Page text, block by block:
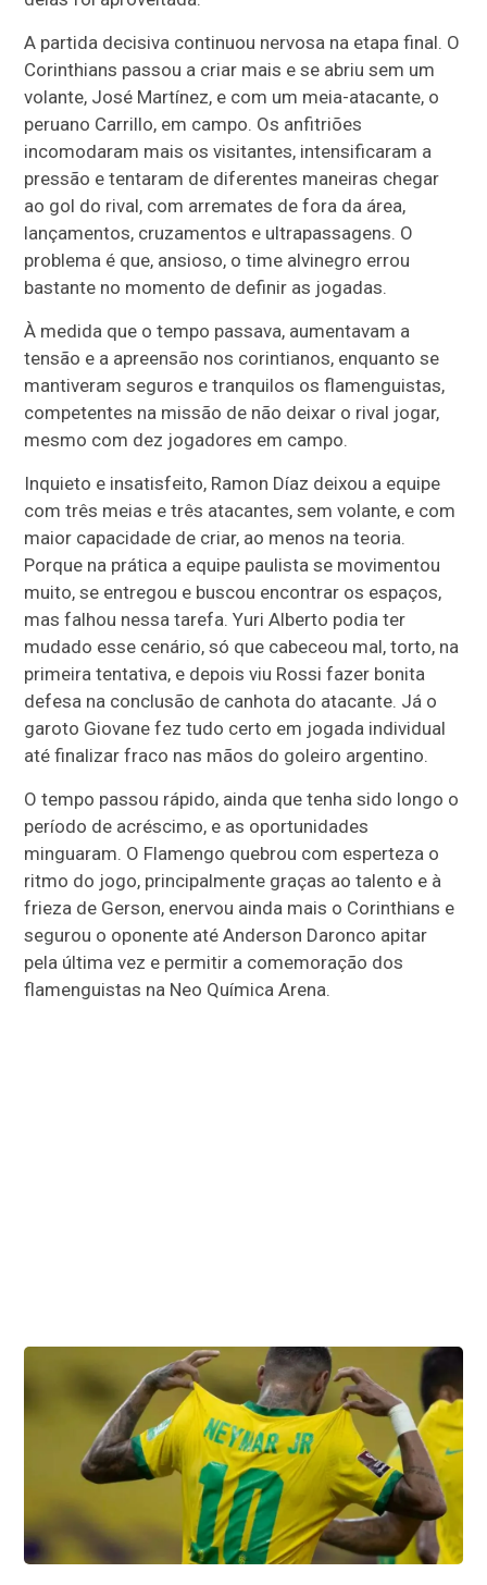
A partida decisiva continuou nervosa na etapa final. O
Corinthians passou a criar mais e se abriu sem um
volante, José Martínez, e com um meia-atacante, o
peruano Carrillo, em campo. Os anfitriões
incomodaram mais os visitantes, intensificaram a
pressão e tentaram de diferentes maneiras chegar
ao gol do rival, com arremates de fora da área,
lançamentos, cruzamentos e ultrapassagens. O
problema é que, ansioso, o time alvinegro errou
bastante no momento de definir as jogadas.
À medida que o tempo passava, aumentavam a
tensão e a apreensão nos corintianos, enquanto se
mantiveram seguros e tranquilos os flamenguistas,
competentes na missão de não deixar o rival jogar,
mesmo com dez jogadores em campo.
Inquieto e insatisfeito, Ramon Díaz deixou a equipe
com três meias e três atacantes, sem volante, e com
maior capacidade de criar, ao menos na teoria.
Porque na prática a equipe paulista se movimentou
muito, se entregou e buscou encontrar os espaços,
mas falhou nessa tarefa. Yuri Alberto podia ter
mudado esse cenário, só que cabeceou mal, torto, na
primeira tentativa, e depois viu Rossi fazer bonita
defesa na conclusão de canhota do atacante. Já o
garoto Giovane fez tudo certo em jogada individual
até finalizar fraco nas mãos do goleiro argentino.
O tempo passou rápido, ainda que tenha sido longo o
período de acréscimo, e as oportunidades
minguaram. O Flamengo quebrou com esperteza o
ritmo do jogo, principalmente graças ao talento e à
frieza de Gerson, enervou ainda mais o Corinthians e
segurou o oponente até Anderson Daronco apitar
pela última vez e permitir a comemoração dos
flamenguistas na Neo Química Arena.